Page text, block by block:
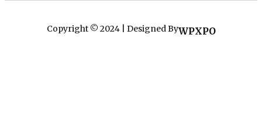
Copyright © 2024 | Designed ByWPXPO